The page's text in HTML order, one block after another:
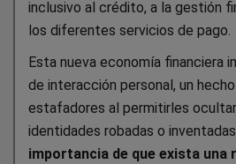
inclusivo al crédito, a la gestión
los diferentes servicios de pago.
Esta nueva economía financiera
de interacción personal, un
estafadores al permitirles
identidades robadas o
importancia de que exista una